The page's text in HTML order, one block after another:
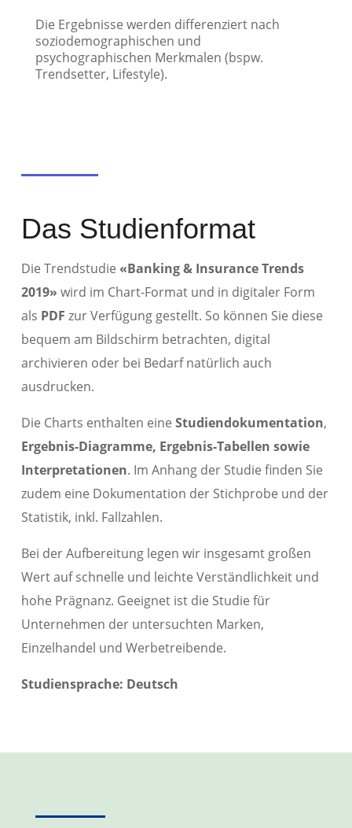
Die Ergebnisse werden differenziert nach
soziodemographischen und
psychographischen Merkmalen (bspw.
Trendsetter, Lifestyle).
Das Studienformat
Die Trendstudie «Banking & Insurance Trends
2019» wird im Chart-Format und in digitaler Form
als PDF zur Verfügung gestellt. So können Sie diese
bequem am Bildschirm betrachten, digital
archivieren oder bei Bedarf natürlich auch
ausdrucken.
Die Charts enthalten eine Studiendokumentation,
Ergebnis-Diagramme, Ergebnis-Tabellen sowie
Interpretationen. Im Anhang der Studie finden Sie
zudem eine Dokumentation der Stichprobe und der
Statistik, inkl. Fallzahlen.
Bei der Aufbereitung legen wir insgesamt großen
Wert auf schnelle und leichte Verständlichkeit und
hohe Prägnanz. Geeignet ist die Studie für
Unternehmen der untersuchten Marken,
Einzelhandel und Werbetreibende.
Studiensprache: Deutsch